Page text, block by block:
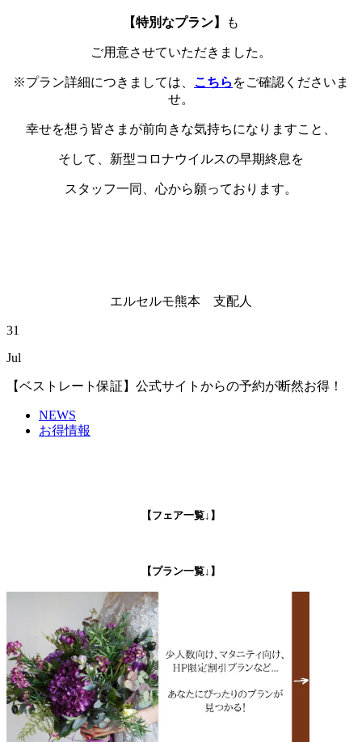
【特別なプラン】 も
ご用意させていただきました。
※プラン詳細につきましては、 こちら をご確認くださいま
せ。
幸せを想う皆さまが前向きな気持ちになりますこと、
そして、新型コロナウイルスの早期終息を
スタッフ一同、心から願っております。
エルセルモ熊本 支配人
31
Jul
【ベストレート保証】公式サイトからの予約が断然お得！
NEWS
お得情報
【フェア一覧↓】
【プラン一覧↓】